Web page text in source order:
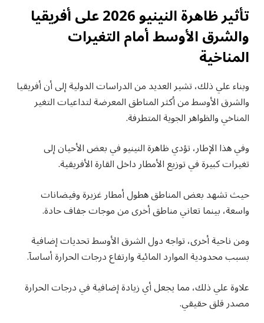
تأثير ظاهرة النينيو 2026 على أفريقيا
والشرق الأوسط أمام التغيرات
المناخية
وبناء علي ذلك، تشير العديد من الدراسات الدولية إلى أن أفريقيا
والشرق الأوسط من أكثر المناطق المعرضة لتداعيات التغير
المناخي والظواهر الجوية المتطرفة.
وفي هذا الإطار، تؤدي ظاهرة النينيو في بعض الأحيان إلى
تغيرات كبيرة في توزيع الأمطار داخل القارة الأفريقية.
حيث تشهد بعض المناطق هطول أمطار غزيرة وفيضانات
واسعة، بينما تعاني مناطق أخرى من موجات جفاف حادة.
ومن ناحية أخرى، تواجه دول الشرق الأوسط تحديات إضافية
بسبب محدودية الموارد المائية وارتفاع درجات الحرارة أساسآ.
علاوة علي ذلك، مما يجعل أي زيادة إضافية في درجات الحرارة
مصدر قلق حقيقي.